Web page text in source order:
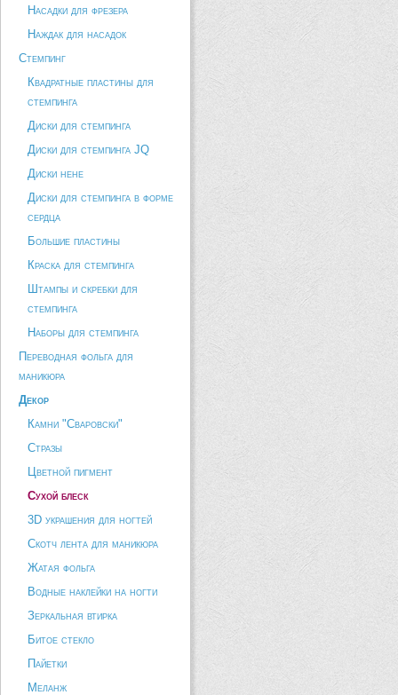
Насадки для фрезера
Наждак для насадок
Стемпинг
Квадратные пластины для
стемпинга
Диски для стемпинга
Диски для стемпинга JQ
Диски hehe
Диски для стемпинга в форме
сердца
Большие пластины
Краска для стемпинга
Штампы и скребки для
стемпинга
Наборы для стемпинга
Переводная фольга для
маникюра
Декор
Камни "Сваровски"
Стразы
Цветной пигмент
Сухой блеск
3D украшения для ногтей
Скотч лента для маникюра
Жатая фольга
Водные наклейки на ногти
Зеркальная втирка
Битое стекло
Пайетки
Меланж